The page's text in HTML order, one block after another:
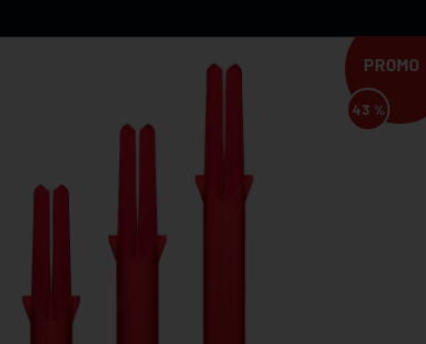
PROMO
43 %